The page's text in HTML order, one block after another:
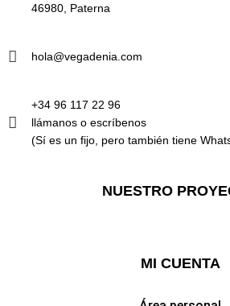
46980, Paterna
hola@vegadenia.com
+34 96 117 22 96
llámanos o escríbenos
(Sí es un fijo, pero también tiene
NUESTRO
MI CUENTA